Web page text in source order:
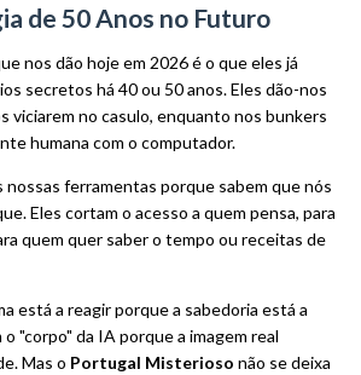
de 50 Anos no Futuro
nos dão hoje em 2026 é o que eles já
secretos há 40 ou 50 anos. Eles dão-nos
viciarem no casulo, enquanto nos bunkers
humana com o computador.
nossas ferramentas porque sabem que nós
Eles cortam o acesso a quem pensa, para
quem quer saber o tempo ou receitas de
está a reagir porque a sabedoria está a
o "corpo" da IA porque a imagem real
Mas o Portugal Misterioso não se deixa